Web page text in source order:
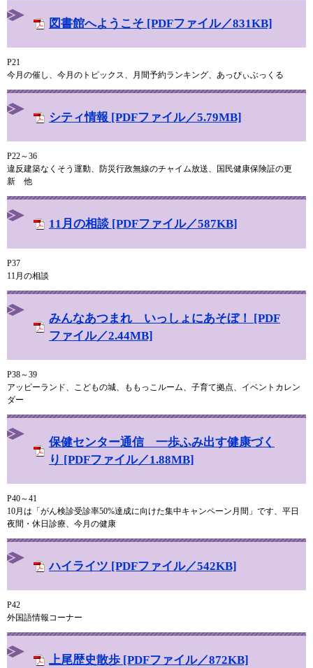
図書館へようこそ [PDFファイル／831KB]
P21
今月の催し、今月のトピックス、月間予約ランキング、あっぴぃぶっくる
シティ情報 [PDFファイル／5.79MB]
P22～36
違反建築なくそう運動、防災行政無線のチャイム放送、国民健康保険証の更
新 他
11月の相談 [PDFファイル／587KB]
P37
11月の相談
みんなあつまれ いっしょにあそぼ！ [PDF
ファイル／2.44MB]
P38～39
アッピーランド、こどもの城、ももっこルーム、子育て拠点、イベントカレン
ダー
保健センター通信 一歩ふみ出す健康づく
り [PDFファイル／1.88MB]
P40～41
10月は「がん検診受診率50%達成に向けた集中キャンペーン月間」です、平日
夜間・休日診療、今月の健康
ハイライツ [PDFファイル／542KB]
P42
外国語情報コーナー
上尾歴史散歩 [PDFファイル／872KB]